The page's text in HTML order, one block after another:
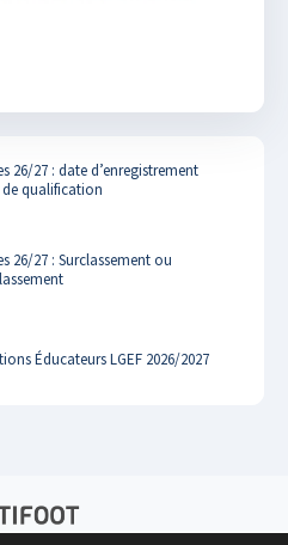
26/27 : date d’enregistrement
qualification
26/27 : Surclassement ou
Éducateurs LGEF 2026/2027